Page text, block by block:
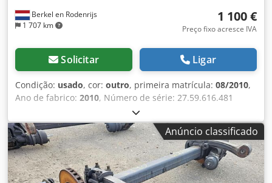
Berkel en Rodenrijs
1 707 km
1 100 €
Preço fixo acresce IVA
Solicitar Ligar
Condição: usado, cor: outro, primeira matrícula: 08/2010,
Ano de fabrico: 2010, Número de série: 27.59.616.481
Temos em estoque mais de 100 eixos. Crodezr Aybspfx Ad
Rjf Entre em contato conosco se não encontrar o que
procura.
Anúncio classificado